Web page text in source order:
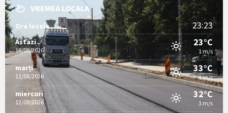
VREMEA LOCALA
Ora locala 23:23
Astazi
10/08/2026
23°C
1 m/s
marți
11/08/2026
33°C
1 m/s
miercuri
12/08/2026
32°C
3 m/s